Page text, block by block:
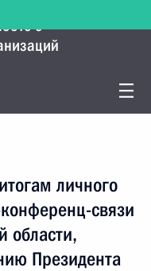
с
личного
связи
области,
Президента